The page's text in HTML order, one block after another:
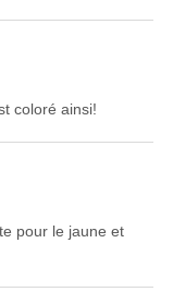
coloré ainsi!
pour le jaune et